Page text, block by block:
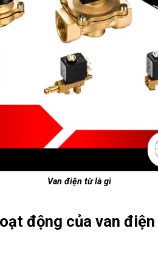
Van điện từ là gì
động của van